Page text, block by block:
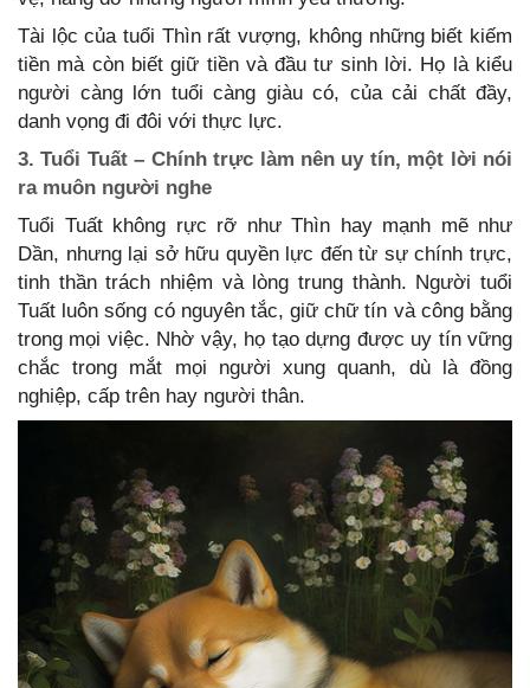
Tài lộc của tuổi Thìn rất vượng, không những biết kiếm
tiền mà còn biết giữ tiền và đầu tư sinh lời. Họ là kiểu
người càng lớn tuổi càng giàu có, của cải chất đầy,
danh vọng đi đôi với thực lực.
3. Tuổi Tuất – Chính trực làm nên uy tín, một lời nói
ra muôn người nghe
Tuổi Tuất không rực rỡ như Thìn hay mạnh mẽ như
Dần, nhưng lại sở hữu quyền lực đến từ sự chính trực,
tinh thần trách nhiệm và lòng trung thành. Người tuổi
Tuất luôn sống có nguyên tắc, giữ chữ tín và công bằng
trong mọi việc. Nhờ vậy, họ tạo dựng được uy tín vững
chắc trong mắt mọi người xung quanh, dù là đồng
nghiệp, cấp trên hay người thân.